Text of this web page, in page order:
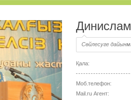
Сөйлесуге
Қала:
Моб.телефон:
Mail.ru Агент: